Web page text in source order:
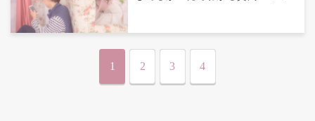
1 2 3 4